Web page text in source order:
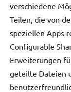
verschiedene
Teilen, die von
speziellen Apps
Configurable
Erweiterungen
geteilte Dateien